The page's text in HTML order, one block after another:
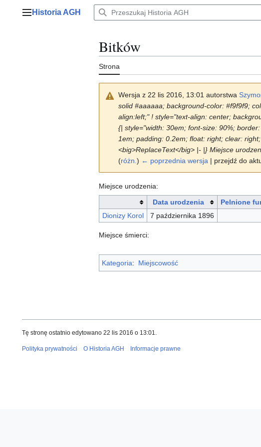
Menu główne
Historia AGH
Bitków
Strona
Wersja z 22 lis 2016, 13:01 autorstwa
solid #aaaaaa; background-color: #f9f9f9;
align:left;" ! style="text-align: center;
{| style="width: 30em; font-size: 90%;
1em; padding: 0.2em; float: right; clear:
<big>ReplaceText</big> |- |} Miejsce
(różn. ) ← poprzednia wersja | przejdź do
Miejsce urodzenia:
Data urodzenia
Pelnione
Dionizy Korol
7 października 1896
Miejsce śmierci:
Kategoria: Miejscowość
Tę stronę ostatnio edytowano 22 lis 2016 o 13:01.
Polityka prywatności O Historia AGH Informacje prawne